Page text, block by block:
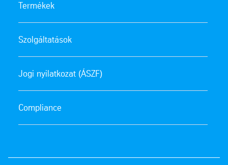
Termékek
Szolgáltatások
Jogi nyilatkozat (ÁSZF)
Compliance